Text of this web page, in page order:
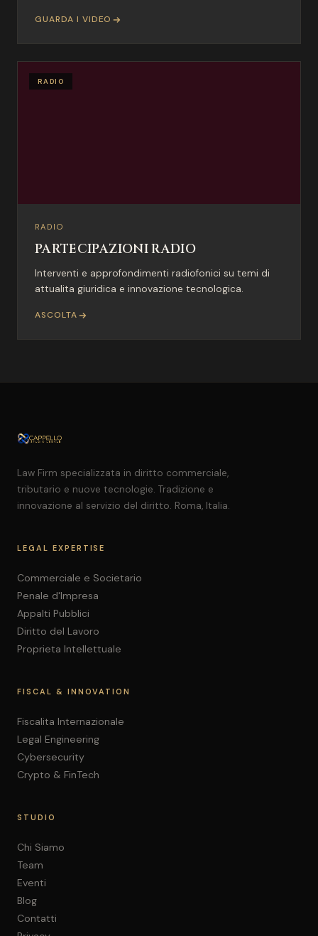
GUARDA I VIDEO
RADIO
RADIO
PARTECIPAZIONI RADIO
Interventi e approfondimenti radiofonici su temi di
attualita giuridica e innovazione tecnologica.
ASCOLTA
Law Firm specializzata in diritto commerciale,
tributario e nuove tecnologie. Tradizione e
innovazione al servizio del diritto. Roma, Italia.
LEGAL EXPERTISE
Commerciale e Societario
Penale d'Impresa
Appalti Pubblici
Diritto del Lavoro
Proprieta Intellettuale
FISCAL & INNOVATION
Fiscalita Internazionale
Legal Engineering
Cybersecurity
Crypto & FinTech
STUDIO
Chi Siamo
Team
Eventi
Blog
Contatti